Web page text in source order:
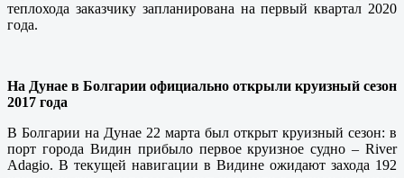
теплохода заказчику запланирована на первый квартал 2020
года.
На Дунае в Болгарии официально открыли круизный сезон
2017 года
В Болгарии на Дунае 22 марта был открыт круизный сезон: в
порт города Видин прибыло первое круизное судно – River
Adagio. В текущей навигации в Видине ожидают захода 192